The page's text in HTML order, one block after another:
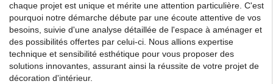
chaque projet est unique et mérite une attention particulière. C'est
pourquoi notre démarche débute par une écoute attentive de vos
besoins, suivie d'une analyse détaillée de l'espace à aménager et
des possibilités offertes par celui-ci. Nous allions expertise
technique et sensibilité esthétique pour vous proposer des
solutions innovantes, assurant ainsi la réussite de votre projet de
décoration d'intérieur.